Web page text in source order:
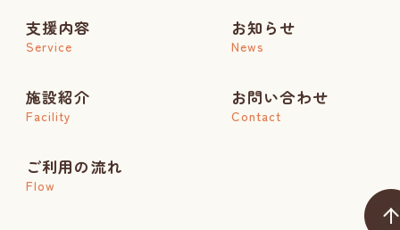
支援内容
Service
お知らせ
News
施設紹介
Facility
お問い合わせ
Contact
ご利用の流れ
Flow